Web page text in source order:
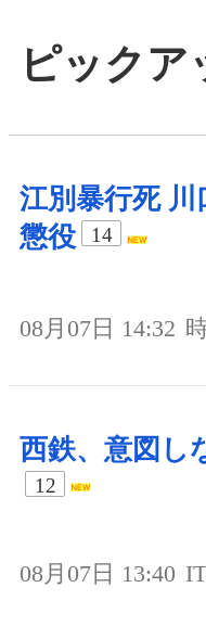
ピックア
江別暴行死 川
懲役
14
08月07日 14:32
西鉄、意図し
12
08月07日 13:40